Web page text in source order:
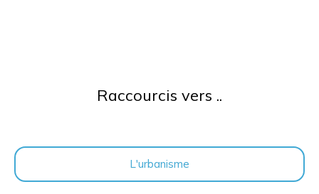
Raccourcis vers ..
L'urbanisme